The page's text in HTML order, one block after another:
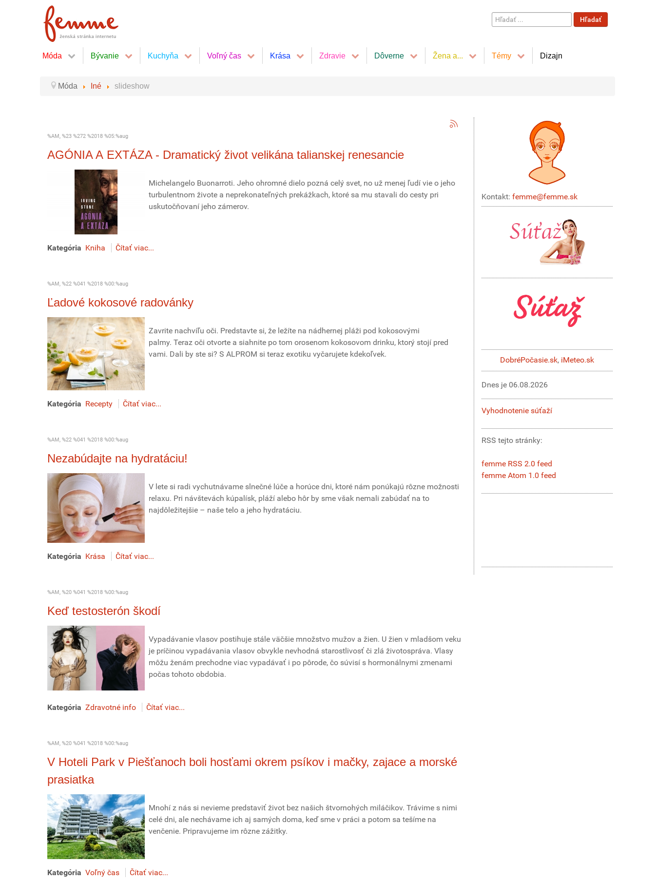
Hľadať
...
Hľadať
Móda Bývanie Kuchyňa Voľný čas Krása Zdravie Dôverne Žena a... Témy Dizajn
Móda Iné slideshow
%AM, %23 %272 %2018 %05:%aug
AGÓNIA A EXTÁZA - Dramatický život velikána talianskej renesancie
Michelangelo Buonarroti. Jeho ohromné dielo pozná celý svet, no už menej ľudí vie o jeho
turbulentnom živote a neprekonateľných prekážkach, ktoré sa mu stavali do cesty pri
uskutočňovaní jeho zámerov.
Kategória Kniha Čítať viac...
%AM, %22 %041 %2018 %00:%aug
Ľadové kokosové radovánky
Zavrite nachvíľu oči. Predstavte si, že ležíte na nádhernej pláži pod kokosovými
palmy. Teraz oči otvorte a siahnite po tom orosenom kokosovom drinku, ktorý stojí pred
vami. Dali by ste si? S ALPROM si teraz exotiku vyčarujete kdekoľvek.
Kategória Recepty Čítať viac...
%AM, %22 %041 %2018 %00:%aug
Nezabúdajte na hydratáciu!
V lete si radi vychutnávame slnečné lúče a horúce dni, ktoré nám ponúkajú rôzne možnosti
relaxu. Pri návštevách kúpalísk, pláží alebo hôr by sme však nemali zabúdať na to
najdôležitejšie – naše telo a jeho hydratáciu.
Kategória Krása Čítať viac...
%AM, %20 %041 %2018 %00:%aug
Keď testosterón škodí
Vypadávanie vlasov postihuje stále väčšie množstvo mužov a žien. U žien v mladšom veku
je príčinou vypadávania vlasov obvykle nevhodná starostlivosť či zlá životospráva. Vlasy
môžu ženám prechodne viac vypadávať i po pôrode, čo súvisí s hormonálnymi zmenami
počas tohoto obdobia.
Kategória Zdravotné info Čítať viac...
%AM, %20 %041 %2018 %00:%aug
V Hoteli Park v Piešťanoch boli hosťami okrem psíkov i mačky, zajace a morské
prasiatka
Mnohí z nás si nevieme predstaviť život bez našich štvornohých miláčikov. Trávime s nimi
celé dni, ale nechávame ich aj samých doma, keď sme v práci a potom sa tešíme na
venčenie. Pripravujeme im rôzne zážitky.
Kategória Voľný čas Čítať viac...
Kontakt: femme@femme.sk
DobréPočasie.sk, iMeteo.sk
Dnes je 06.08.2026
Vyhodnotenie súťaží
RSS tejto stránky:
femme RSS 2.0 feed
femme Atom 1.0 feed